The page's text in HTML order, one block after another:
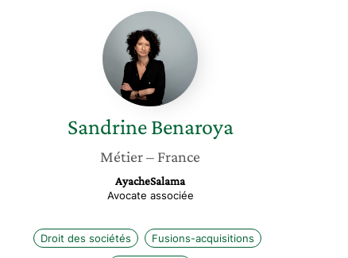
Sandrine
Benaroya
Sandrine Benaroya
Métier– France
AyacheSalama
Avocate associée
Droit des sociétés Fusions-acquisitions